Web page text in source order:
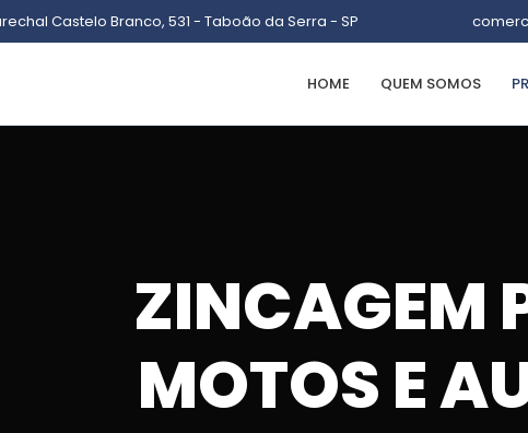
Castelo Branco, 531 - Taboão da Serra - SP
HOME QUEM SOMOS
ZINCAGEM
MOTOS E